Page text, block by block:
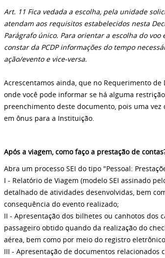
Art. 11 Fica vedada a escolha, pela unidade
atendam aos requisitos estabelecidos nesta
Parágrafo único. Para orientar a escolha do
constar da PCDP informações do tempo
ação/evento e vice-versa.
Acrescentamos ainda, que no Requerimento
onde você pode informar se há alguma
preenchimento deste documento, pois uma
em ônus para a Instituição.
Após a viagem, como faço a prestação de
Abra um processo SEI do tipo "Pessoal:
I - Relatório de Viagem (modelo SEI assinado
detalhado de atividades desenvolvidas, bem
consequência do evento realizado;
II - Apresentação dos bilhetes ou canhotos dos
passageiro obtido quando da realização do
aérea, bem como por meio do registro
III - Apresentação de documentos relacionados